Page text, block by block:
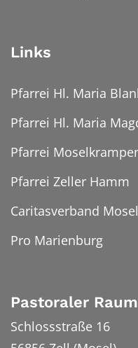
Links
Pfarrei Hl. Maria
Pfarrei Hl. Maria
Pfarrei
Pfarrei Zeller Hamm
Caritasverband
Pro Marienburg
Pastoraler
Schlossstraße 16